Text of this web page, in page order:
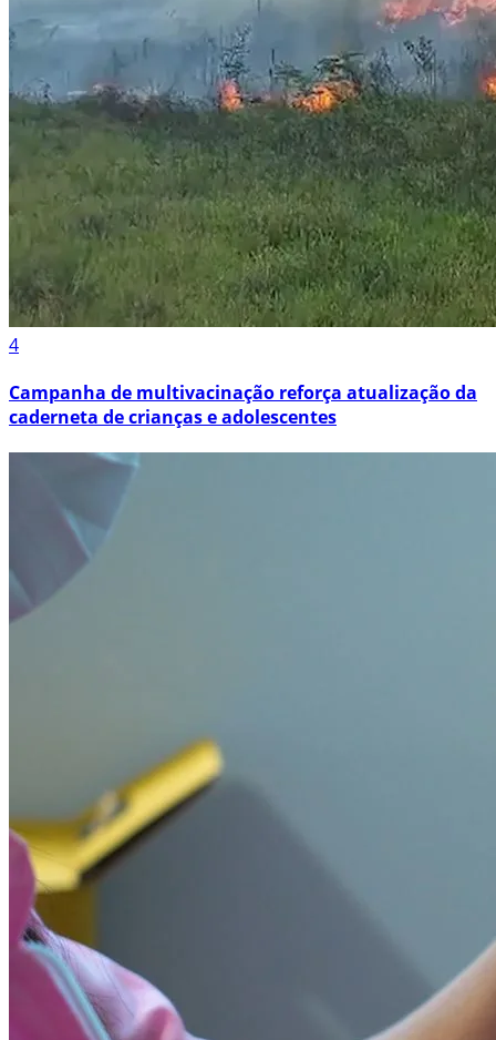
4
Campanha de multivacinação reforça atualização da
caderneta de crianças e adolescentes